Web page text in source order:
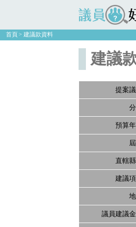
議員好好看
首頁 建議款資料
建議
提案
預算
直轄
建議
議員建議